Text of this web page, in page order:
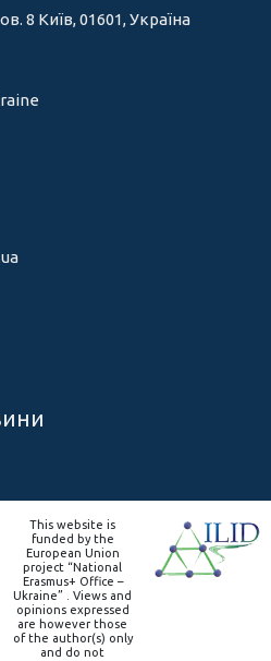
8 Київ, 01601, Україна
This website is
funded by the
European Union
project “National
Erasmus+ Office –
Ukraine” . Views and
opinions expressed
are however those
of the author(s) only
and do not